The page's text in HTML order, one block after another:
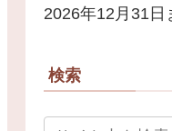
2026年12月31日
検索